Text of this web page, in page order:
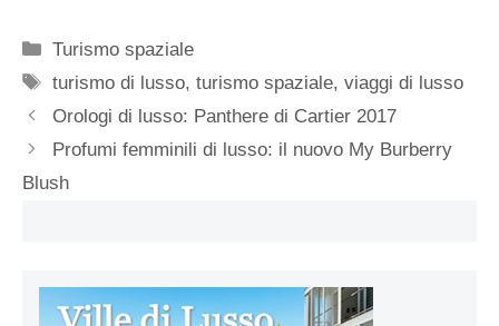
Categorie
Turismo spaziale
Tag
turismo di lusso,turismo spaziale,viaggi di lusso
Orologi di lusso: Panthere di Cartier 2017
Profumi femminili di lusso: il nuovo My Burberry
Blush